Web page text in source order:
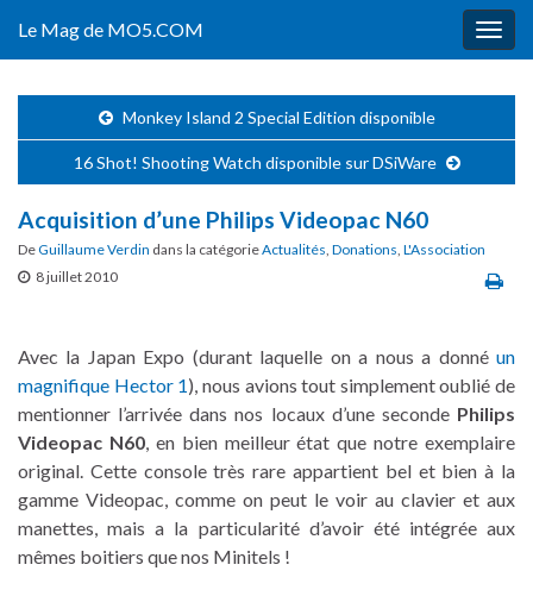
Le Mag de MO5.COM
Monkey Island 2 Special Edition disponible
16 Shot! Shooting Watch disponible sur DSiWare
Acquisition d’une Philips Videopac N60
DeGuillaume Verdin dans la catégorieActualités, Donations, L'Association
8 juillet 2010
Avec la Japan Expo (durant laquelle on a nous a donné un
magnifique Hector 1), nous avions tout simplement oublié de
mentionner l’arrivée dans nos locaux d’une seconde Philips
Videopac N60, en bien meilleur état que notre exemplaire
original. Cette console très rare appartient bel et bien à la
gamme Videopac, comme on peut le voir au clavier et aux
manettes, mais a la particularité d’avoir été intégrée aux
mêmes boitiers que nos Minitels !